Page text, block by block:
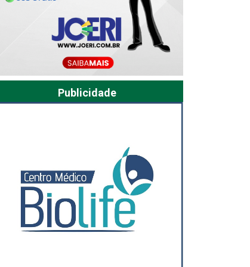
Publicidade